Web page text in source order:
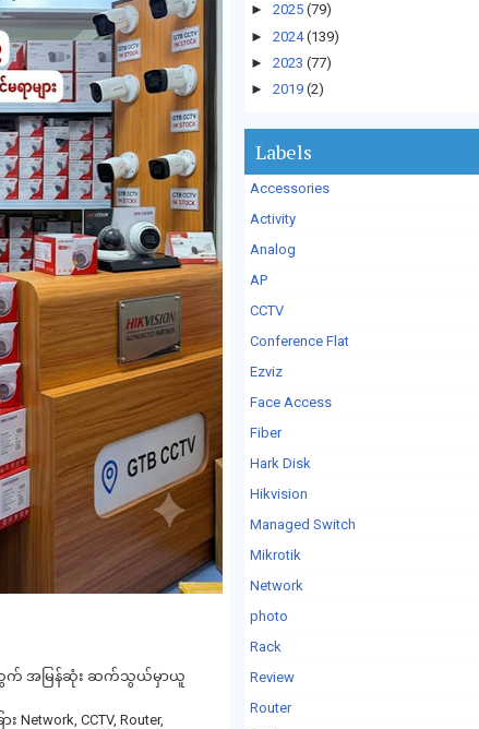
တွက် အမြန်ဆုံး ဆက်သွယ်မှာယူ
CCTV, Router,
► 2025 (79)
► 2024 (139)
► 2023 (77)
► 2019 (2)
Labels
Accessories
Activity
Analog
AP
CCTV
Conference Flat
Ezviz
Face Access
Fiber
Hark Disk
Hikvision
Managed Switch
Mikrotik
Network
photo
Rack
Review
Router